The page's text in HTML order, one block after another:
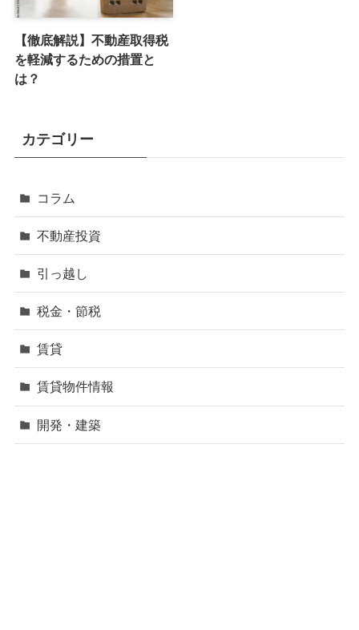
【徹底解説】不動産取得税
を軽減するための措置と
は？
カテゴリー
コラム
不動産投資
引っ越し
税金・節税
賃貸
賃貸物件情報
開発・建築